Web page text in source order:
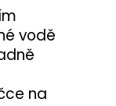
vodě
na